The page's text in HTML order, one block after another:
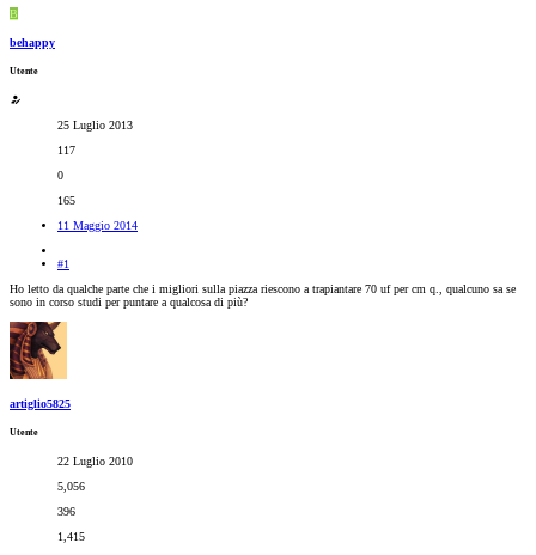
B
behappy
Utente
25 Luglio 2013
117
0
165
11 Maggio 2014
#1
Ho letto da qualche parte che i migliori sulla piazza riescono a trapiantare 70 uf per cm q., qualcuno sa se
sono in corso studi per puntare a qualcosa di più?
artiglio5825
Utente
22 Luglio 2010
5,056
396
1,415